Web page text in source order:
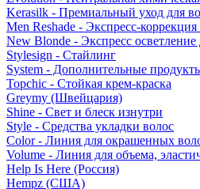
Kerasilk - Премиальный уход для
Men Reshade - Экспресс-
New Blonde - Экспресс
Stylesign - Стайлинг
System - Дополнительные
Topchic - Стойкая крем-краска
Greymy (Швейцария)
Shine - Свет и блеск изнутри
Style - Средства укладки волос
Color - Линия для окрашенных
Volume - Линия для объема,
Help Is Here (Россия)
Hempz (США)